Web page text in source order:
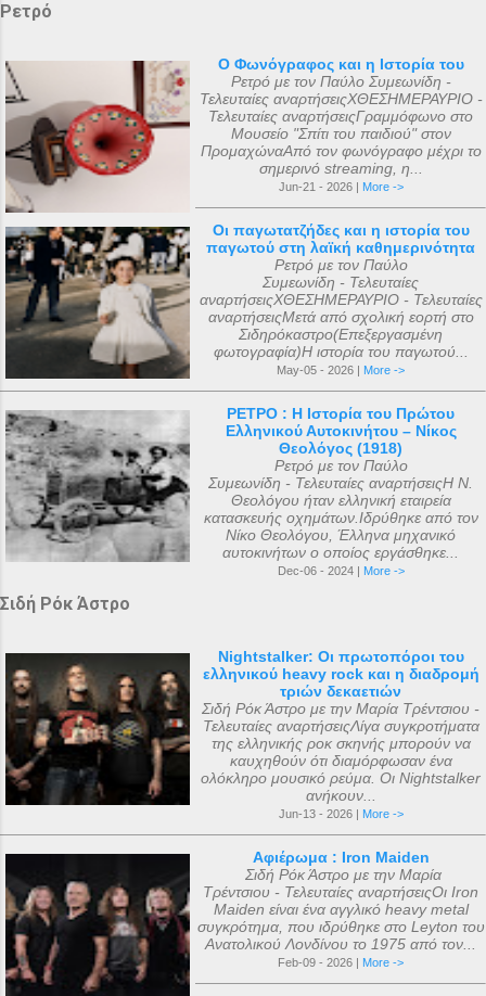
Ρετρό
Ο Φωνόγραφος και η Ιστορία του
Ρετρό με τον Παύλο Συμεωνίδη -
Τελευταίες αναρτήσειςΧΘΕΣΗΜΕΡΑΥΡΙΟ -
Τελευταίες αναρτήσειςΓραμμόφωνο στο
Μουσείο "Σπίτι του παιδιού" στον
ΠρομαχώναΑπό τον φωνόγραφο μέχρι το
σημερινό streaming, η...
Jun-21 - 2026 | More ->
Οι παγωτατζήδες και η ιστορία του
παγωτού στη λαϊκή καθημερινότητα
Ρετρό με τον Παύλο
Συμεωνίδη - Τελευταίες
αναρτήσειςΧΘΕΣΗΜΕΡΑΥΡΙΟ - Τελευταίες
αναρτήσειςΜετά από σχολική εορτή στο
Σιδηρόκαστρο(Επεξεργασμένη
φωτογραφία)Η ιστορία του παγωτού...
May-05 - 2026 | More ->
ΡΕΤΡΟ : Η Ιστορία του Πρώτου
Ελληνικού Αυτοκινήτου – Νίκος
Θεολόγος (1918)
Ρετρό με τον Παύλο
Συμεωνίδη - Τελευταίες αναρτήσειςΗ Ν.
Θεολόγου ήταν ελληνική εταιρεία
κατασκευής οχημάτων.Ιδρύθηκε από τον
Νίκο Θεολόγου, Έλληνα μηχανικό
αυτοκινήτων ο οποίος εργάσθηκε...
Dec-06 - 2024 | More ->
Σιδή Ρόκ Άστρο
Nightstalker: Οι πρωτοπόροι του
ελληνικού heavy rock και η διαδρομή
τριών δεκαετιών
Σιδή Ρόκ Άστρο με την Μαρία Τρέντσιου -
Τελευταίες αναρτήσειςΛίγα συγκροτήματα
της ελληνικής ροκ σκηνής μπορούν να
καυχηθούν ότι διαμόρφωσαν ένα
ολόκληρο μουσικό ρεύμα. Οι Nightstalker
ανήκουν...
Jun-13 - 2026 | More ->
Αφιέρωμα : Iron Maiden
Σιδή Ρόκ Άστρο με την Μαρία
Τρέντσιου - Τελευταίες αναρτήσειςΟι Iron
Maiden είναι ένα αγγλικό heavy metal
συγκρότημα, που ιδρύθηκε στο Leyton του
Ανατολικού Λονδίνου το 1975 από τον...
Feb-09 - 2026 | More ->